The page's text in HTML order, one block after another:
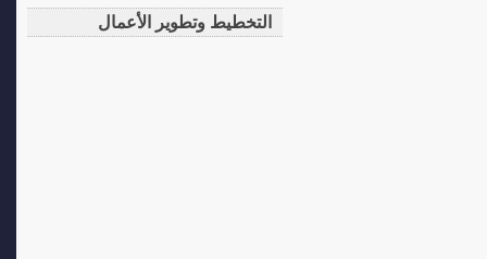
التخطيط وتطوير الأعمال